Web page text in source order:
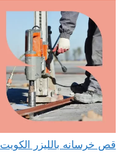
قص خرسانه بالليزر الكويت 65932555 فتح كور تكييف